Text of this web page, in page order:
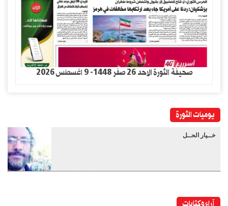
صحيفة الثورة الاحد 26 صفر 1448- 9 اغسطس 2026
يوميات الثورة
خــيار الحــل